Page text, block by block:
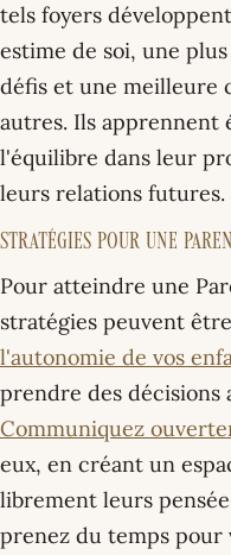
tels foyers
estime de soi, une
défis et une meilleure
autres. Ils apprennent
l'équilibre dans leur
leurs relations futures.
Stratégies pour une
Pour atteindre une
stratégies peuvent
l'autonomie de vos
prendre des décisions
Communiquez
eux, en créant un
librement leurs
prenez du temps pour